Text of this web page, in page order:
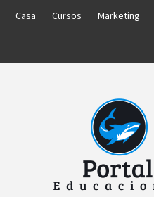
Casa Cursos Marketing